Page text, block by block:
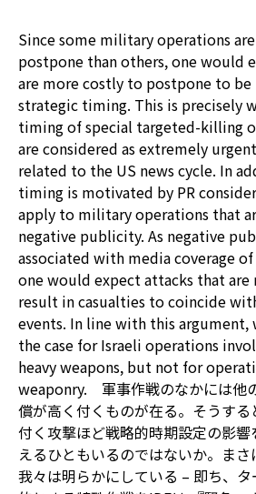
Since some military operations
postpone than others, one would
are more costly to postpone to
strategic timing. This is precisely
timing of special targeted-killing
are considered as extremely
related to the US news cycle. In
timing is motivated by PR
apply to military operations that
negative publicity. As negative
associated with media coverage
one would expect attacks that
result in casualties to coincide
events. In line with this
the case for Israeli operations
heavy weapons, but not for
weaponry. 軍事作戦のなかには他
償が高く付くものが在る。そうする
付く攻撃ほど戦略的時期設定の影
えるひともいるのではないか。ま
我々は明らかにしている – 即ち、